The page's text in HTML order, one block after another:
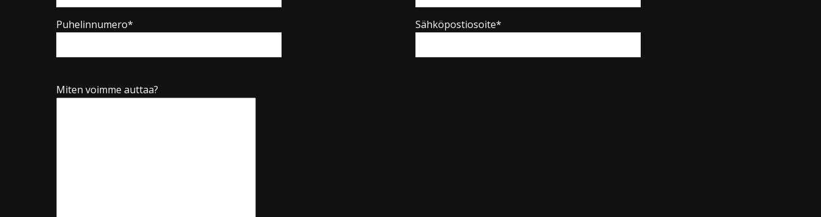
Puhelinnumero* Sähköpostiosoite*
Miten voimme auttaa?